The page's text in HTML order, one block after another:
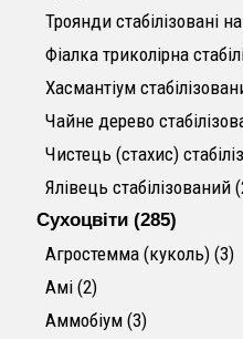
Троянди стабілізовані на
Фіалка триколірна
Хасмантіум
Чайне дерево
Чистець (стахис)
Ялівець стабілізований
Сухоцвіти 285285
Агростемма (куколь) 33
Амі 22 товари
Аммобіум 33 товари